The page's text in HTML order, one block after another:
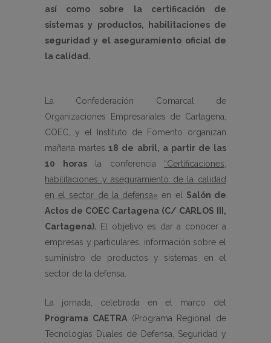
así como sobre la certificación de
sistemas y productos, habilitaciones de
seguridad y el aseguramiento oficial de
la calidad.
La Confederación Comarcal de
Organizaciones Empresariales de Cartagena,
COEC, y el Instituto de Fomento organizan
mañana martes 18 de abril, a partir de las
10 horasla conferencia “Certificaciones,
habilitaciones y aseguramiento de la calidad
en el sector de la defensa» en el Salón de
Actos de COEC Cartagena (C/ CARLOS III,
Cartagena). El objetivo es dar a conocer a
empresas y particulares, información sobre el
suministro de productos y sistemas en el
sector de la defensa.
La jornada, celebrada en el marco del
Programa CAETRA(Programa Regional de
Tecnologías Duales de Defensa, Seguridad y